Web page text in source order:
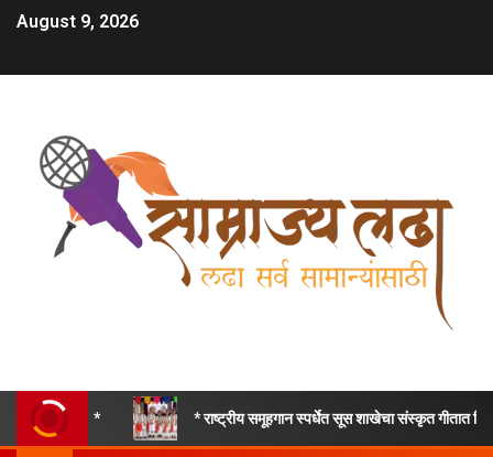
August 9, 2026
* राष्ट्रीय समूहगान स्पर्धेत सूस शाखेचा संस्कृत गीतात द्वितीय, तर हिंदी